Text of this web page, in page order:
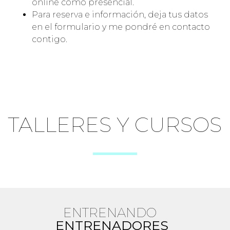
online como presencial.
Para reserva e información, deja tus datos
en el formulario y me pondré en contacto
contigo.
TALLERES Y CURSOS
ENTRENANDO
ENTRENADORES